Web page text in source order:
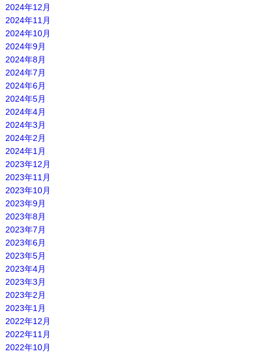
2024年12月
2024年11月
2024年10月
2024年9月
2024年8月
2024年7月
2024年6月
2024年5月
2024年4月
2024年3月
2024年2月
2024年1月
2023年12月
2023年11月
2023年10月
2023年9月
2023年8月
2023年7月
2023年6月
2023年5月
2023年4月
2023年3月
2023年2月
2023年1月
2022年12月
2022年11月
2022年10月